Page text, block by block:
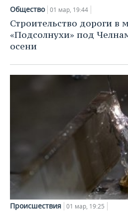
Общество 01 мар, 19:44
Строительство дороги в
«Подсолнухи» под
осени
Происшествия 01 мар, 19:25